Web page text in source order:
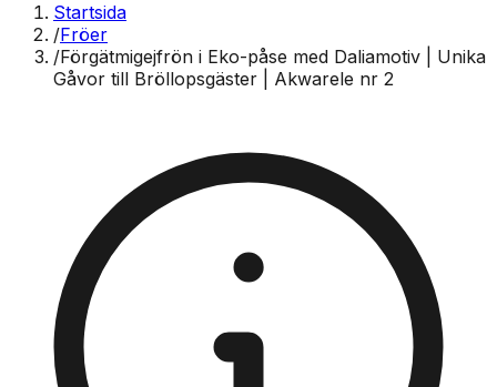
Startsida
/Fröer
/Förgätmigejfrön i Eko-påse med Daliamotiv | Unika
Gåvor till Bröllopsgäster | Akwarele nr 2